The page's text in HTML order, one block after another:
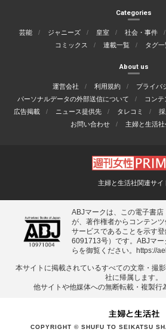
Categories
芸能 ジャニーズ 皇室 社会・事件
コミックス
連載一覧 タグ一
About us
運営会社 利用規約
プライバ
パーソナルデータの外部送信について
コン
広告掲載
ニュース提供先 タレコミ
お問い合わせ
主婦と生活社
主婦と生活社関連サイ
ABJマークは、この電子書
が、著作権者からコンテン
サービスであることを示す
6091713号）です。ABJマ
らを御覧ください。
https://
本サイトに掲載されているすべての⽂章・撮
社に帰属します。
他サイトや他媒体への無断転載・複製⾏
COPYRIGHT © SHUFU TO SEIKATSU